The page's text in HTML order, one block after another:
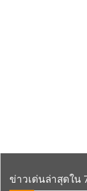
ข่าวเด่นล่าสุดใน